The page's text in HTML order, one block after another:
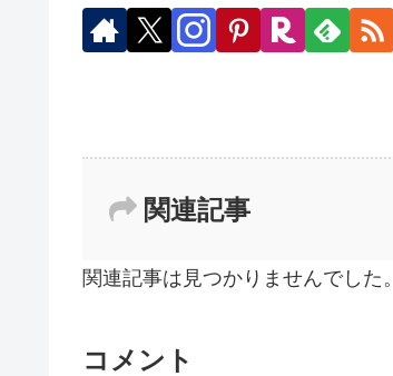
関連記事
関連記事は見つかりませんでした。
コメント